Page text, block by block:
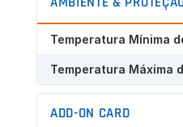
Galeria
imagensTemperatura Mínima
Temperatura Máxima
ADD-ON CARD